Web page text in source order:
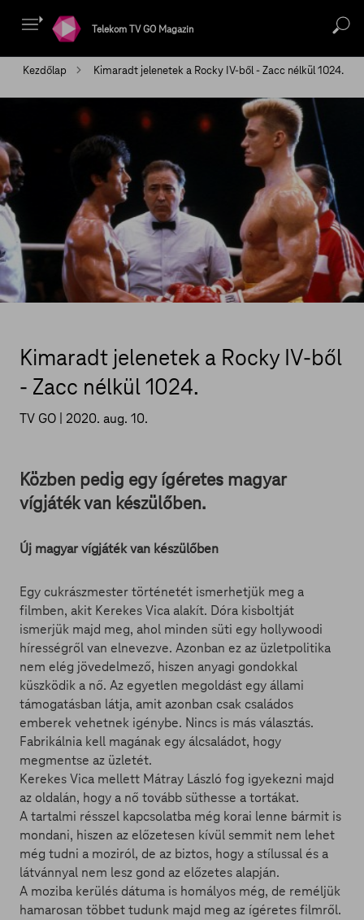
Telekom TV GO Magazin
Kezdőlap Kimaradt jelenetek a Rocky IV-ből - Zacc nélkül 1024.
Kimaradt jelenetek a Rocky IV-ből
- Zacc nélkül 1024.
TV GO | 2020. aug. 10.
Közben pedig egy ígéretes magyar
vígjáték van készülőben.
Új magyar vígjáték van készülőben
Egy cukrászmester történetét ismerhetjük meg a
filmben, akit Kerekes Vica alakít. Dóra kisboltját
ismerjük majd meg, ahol minden süti egy hollywoodi
hírességről van elnevezve. Azonban ez az üzletpolitika
nem elég jövedelmező, hiszen anyagi gondokkal
küszködik a nő. Az egyetlen megoldást egy állami
támogatásban látja, amit azonban csak családos
emberek vehetnek igénybe. Nincs is más választás.
Fabrikálnia kell magának egy álcsaládot, hogy
megmentse az üzletét.
Kerekes Vica mellett Mátray László fog igyekezni majd
az oldalán, hogy a nő tovább süthesse a tortákat.
A tartalmi résszel kapcsolatba még korai lenne bármit is
mondani, hiszen az előzetesen kívül semmit nem lehet
még tudni a moziról, de az biztos, hogy a stílussal és a
látvánnyal nem lesz gond az előzetes alapján.
A moziba kerülés dátuma is homályos még, de reméljük
hamarosan többet tudunk majd meg az ígéretes filmről.